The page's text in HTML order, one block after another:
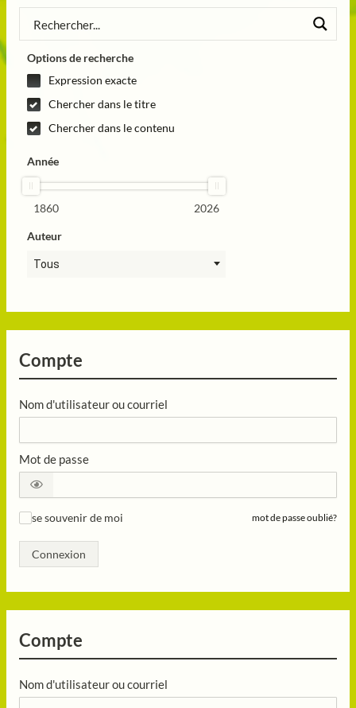
Options de recherche
Expression exacte
Chercher dans le titre
Chercher dans le contenu
Année
1860 2026
Auteur
Tous
Compte
Nom d'utilisateur ou courriel
Mot de passe
se souvenir de moi mot de passe oublié?
Connexion
Compte
Nom d'utilisateur ou courriel